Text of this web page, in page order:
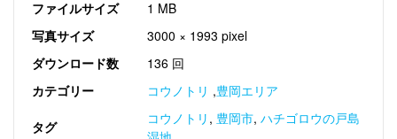
ファイルサイズ
1 MB
写真サイズ
3000 × 1993 pixel
ダウンロード数
136 回
カテゴリー
コウノトリ ,豊岡エリア
タグ コウノトリ , 豊岡市, ハチゴロウの戸島